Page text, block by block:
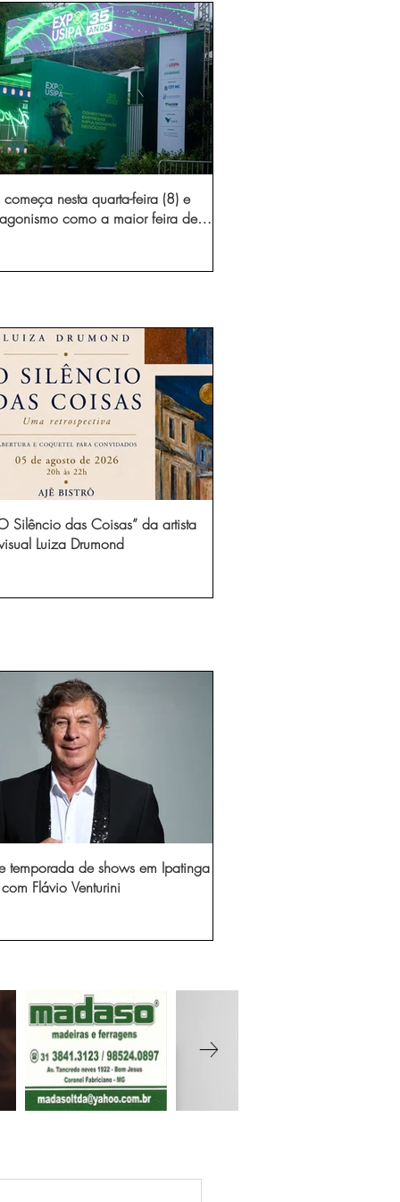
por ano pelas vias de Timóteo
nesta quarta-feira (8) e
como a maior feira de
Silêncio das Coisas” da artista
Luiza Drumond
temporada de shows em Ipatinga
com Flávio Venturini